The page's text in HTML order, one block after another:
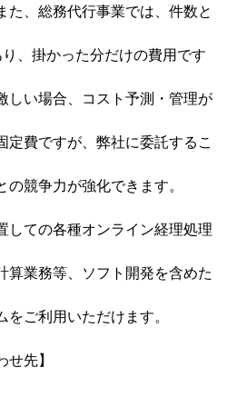
た、総務代行事業では、件数と
、掛かった分だけの費用です
しい場合、コスト予測・管理が
定費ですが、弊社に委託するこ
競争力が強化できます。
しての各種オンライン経理処理
算業務等、ソフト開発を含めた
ご利用いただけます。
せ先】